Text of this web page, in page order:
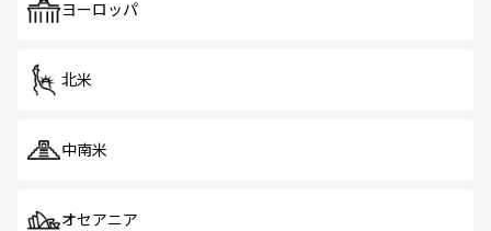
ヨーロッパ
北米
中南米
オセアニア